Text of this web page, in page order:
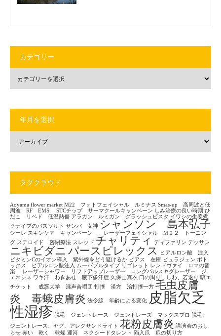
カテゴリー
年月を選択
タグクラウド
Aoyama flower market M22 フォトフェイシャル ルミナス Smas-up 高周波と低
周波 RF EMS
STCチップ サーマクールキャンペーン しみ治療の良い時期 ひ
だこ リベド 低温熱傷 アラガン ルミガン グラッシュビスタ イワシの生姜煮
クナイプのバスソルト サンバ 女神 シャンソン 島本弘子
シーレ スキンケア キャンペーン レーザーフェイシャル M２２ トーニン
グ ステロイド 密閉療法 スレッド チャリティ ディファリン デッサン
ニキビダニ パースピレックス
ヒアルロン酸 注入
ビタミンCのイオン導入 紫外線をどう避けるか ピアス 在庫 ピュラジェン ボト
ックス ヒアルロン酸注入
ムーバブルタイプ リゴレット レンドヴァイ ロマの音
楽
レーザーシャワー リフトアップレーザー ロングパルスヤグレーザー ジ
ェネシス ワキ汗 わきあせ 腋下多汗症 久保山真衣 口の周り、しわ、若返り 咳エ
チケット
成蹊大学 混声合唱団 打撲 漢方 治打撲一方 毛虫皮膚
炎 毒蛾皮膚炎 法令線 年齢による変化
皮脂欠乏
性湿疹 脱毛 ジェントレース ジェントレーズ マックスプロ
脱毛、
ジェントレース、ヤグ、アレクサンドライト 花粉皮膚炎 講演会のおし
らせ 赤い 乾く 乾燥 運河 ネクシードタレント 陥入爪 爪の切り方